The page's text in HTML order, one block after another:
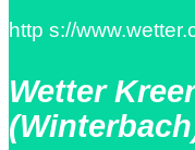
http s://
Wetter